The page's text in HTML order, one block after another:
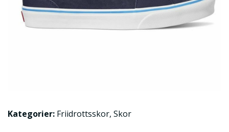
Kategorier: Friidrottsskor, Skor